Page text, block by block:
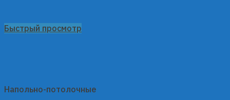
Быстрый просмотр
Напольно-потолочные